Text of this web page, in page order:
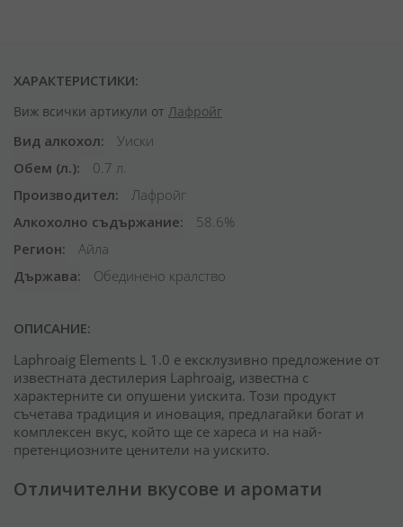
ХАРАКТЕРИСТИКИ:
Виж всички артикули от Лафройг
Вид алкохол
Уиски
Обем (л.)
0.7 л.
Производител
Лафройг
Алкохолно съдържание
58.6%
Регион
Айла
Държава
Обединено кралство
ОПИСАНИЕ:
Laphroaig Elements L 1.0 е ексклузивно предложение от
известната дестилерия Laphroaig, известна с
характерните си опушени уискита. Този продукт
съчетава традиция и иновация, предлагайки богат и
комплексен вкус, който ще се хареса и на най-
претенциозните ценители на уискито.
Отличителни вкусове и аромати